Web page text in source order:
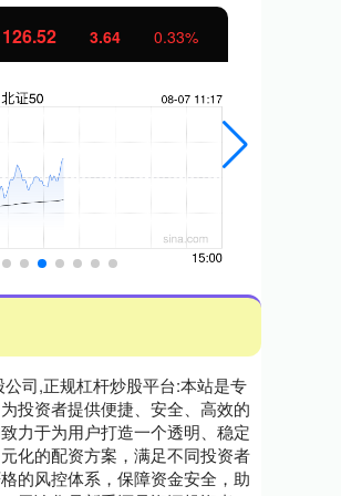
3.60 0.32%
司,正规杠杆炒股平台:本站是专
投资者提供便捷、安全、高效的
力于为用户打造一个透明、稳定
化的配资方案，满足不同投资者
的风控体系，保障资金安全，助